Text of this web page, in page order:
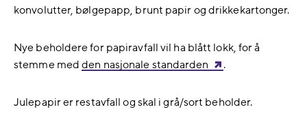
konvolutter, bølgepapp, brunt papir og drikkekartonger.
Nye beholdere for papiravfall vil ha blått lokk, for å
stemme medden nasjonale standarden .
Julepapir er restavfall og skal i grå/sort beholder.